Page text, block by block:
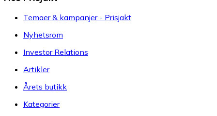
Temaer & kampanjer - Prisjakt
Nyhetsrom
Investor Relations
Artikler
Årets butikk
Kategorier